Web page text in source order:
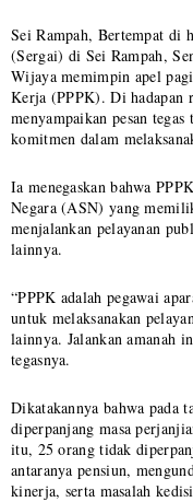
Sei Rampah, Bertempat di
(Sergai) di Sei Rampah,
Wijaya memimpin apel
Kerja (PPPK). Di hadapan
menyampaikan pesan
komitmen dalam
Ia menegaskan bahwa
Negara (ASN) yang
menjalankan pelayanan
lainnya.
“PPPK adalah pegawai
untuk melaksanakan
lainnya. Jalankan amanah
tegasnya.
Dikatakannya bahwa pada
diperpanjang masa
itu, 25 orang tidak
antaranya pensiun,
kinerja, serta masalah